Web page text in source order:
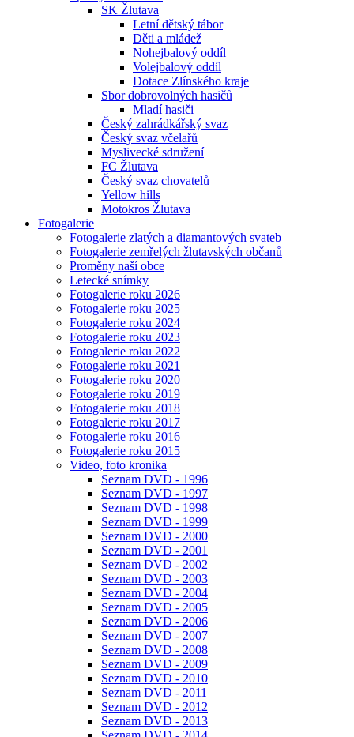
SK Žlutava
Letní dětský tábor
Děti a mládež
Nohejbalový oddíl
Volejbalový oddíl
Dotace Zlínského kraje
Sbor dobrovolných hasičů
Mladí hasiči
Český zahrádkářský svaz
Český svaz včelařů
Myslivecké sdružení
FC Žlutava
Český svaz chovatelů
Yellow hills
Motokros Žlutava
Fotogalerie
Fotogalerie zlatých a diamantových svateb
Fotogalerie zemřelých žlutavských občanů
Proměny naší obce
Letecké snímky
Fotogalerie roku 2026
Fotogalerie roku 2025
Fotogalerie roku 2024
Fotogalerie roku 2023
Fotogalerie roku 2022
Fotogalerie roku 2021
Fotogalerie roku 2020
Fotogalerie roku 2019
Fotogalerie roku 2018
Fotogalerie roku 2017
Fotogalerie roku 2016
Fotogalerie roku 2015
Video, foto kronika
Seznam DVD - 1996
Seznam DVD - 1997
Seznam DVD - 1998
Seznam DVD - 1999
Seznam DVD - 2000
Seznam DVD - 2001
Seznam DVD - 2002
Seznam DVD - 2003
Seznam DVD - 2004
Seznam DVD - 2005
Seznam DVD - 2006
Seznam DVD - 2007
Seznam DVD - 2008
Seznam DVD - 2009
Seznam DVD - 2010
Seznam DVD - 2011
Seznam DVD - 2012
Seznam DVD - 2013